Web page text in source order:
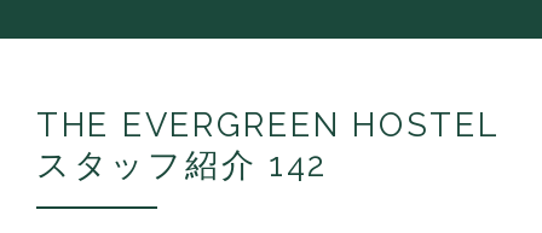
THE EVERGREEN HOSTEL
スタッフ紹介 142